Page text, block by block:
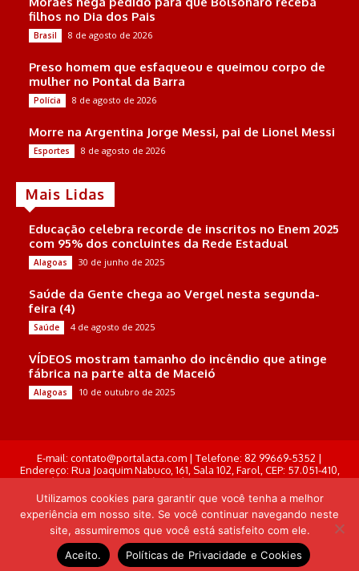
filhos no Dia dos Pais
Brasil 8 de agosto de 2026
Preso homem que esfaqueou e queimou corpo de
mulher no Pontal da Barra
Polícia 8 de agosto de 2026
Morre na Argentina Jorge Messi, pai de Lionel Messi
Esportes 8 de agosto de 2026
Mais Lidas
Educação celebra recorde de inscritos no Enem 2025
com 95% dos concluintes da Rede Estadual
Alagoas 30 de junho de 2025
Saúde da Gente chega ao Vergel nesta segunda-
feira (4)
Saúde 4 de agosto de 2025
VÍDEOS mostram tamanho do incêndio que atinge
fábrica na parte alta de Maceió
Alagoas 10 de outubro de 2025
E-mail: contato@portalacta.com | Telefone: 82 99669-5352 |
Endereço: Rua Joaquim Nabuco, 161, Sala 102, Farol, CEP: 57.051-410,
Maceió, Alagoas . Responsável Técnico: Derek Gustavo de Morais
Pereira
© Portal Acta - 2025-2026.
Desenvolvido por: Arthur Almeida
Utilizamos cookies para garantir que você tenha a melhor
experiência em nosso site. Se você continuar navegando neste
site, assumiremos que você está satisfeito com ele.
Aceito.
Políticas de Privacidade e Cookies